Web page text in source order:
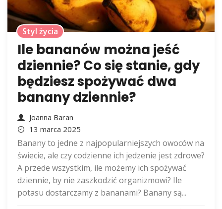
Styl życia
Ile bananów można jeść
dziennie? Co się stanie, gdy
będziesz spożywać dwa
banany dziennie?
Joanna Baran
13 marca 2025
Banany to jedne z najpopularniejszych owoców na
świecie, ale czy codzienne ich jedzenie jest zdrowe?
A przede wszystkim, ile możemy ich spożywać
dziennie, by nie zaszkodzić organizmowi? Ile
potasu dostarczamy z bananami? Banany są...